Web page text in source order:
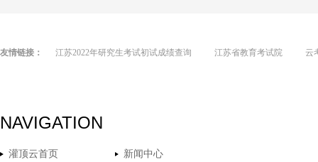
友情链接： 江苏2022年研究生考试初试成绩查询 江苏省教育考试院 云
NAVIGATION
灌顶云首页
新闻中心